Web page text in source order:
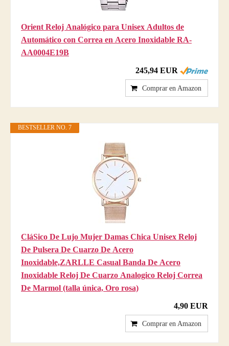
Orient Reloj Analógico para Unisex Adultos de
Automático con Correa en Acero Inoxidable RA-
AA0004E19B
245,94 EUR
Comprar en Amazon
BESTSELLER NO. 7
CláSico De Lujo Mujer Damas Chica Unisex Reloj
De Pulsera De Cuarzo De Acero
Inoxidable,ZARLLE Casual Banda De Acero
Inoxidable Reloj De Cuarzo Analogico Reloj Correa
De Marmol (talla única, Oro rosa)
4,90 EUR
Comprar en Amazon